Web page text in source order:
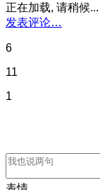
正在加载, 请稍候...
发表评论…
6
11
1